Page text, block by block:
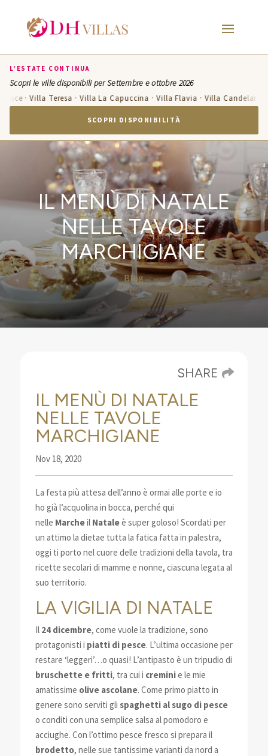
L'ESTATE CONTINUA
Scopri le ville disponibili per Settembre e ottobre 2026
Teresa · Villa La Capuccina · Villa Flavia · Villa Candelara ·
SCOPRI DISPONIBILITÀ
IL MENÙ DI NATALE
NELLE TAVOLE
MARCHIGIANE
Blog
SHARE
IL MENÙ DI NATALE
NELLE TAVOLE
MARCHIGIANE
Nov 18, 2020
La festa più attesa dell’anno è ormai alle porte e io
ho già l’acquolina in bocca, perché qui
nelle Marcheil Nataleè super goloso! Scordati per
un attimo la dietae tutta la fatica fatta in palestra,
oggi ti porto nel cuore delle tradizioni della tavola, tra
ricette secolari di mamme e nonne, ciascuna legata al
suo territorio.
LA VIGILIA DI NATALE
Il 24 dicembre, come vuole la tradizione, sono
protagonisti i piatti di pesce. L’ultima occasione per
restare ‘leggeri’…o quasi! L’antipasto è un tripudio di
bruschette e fritti, tra cui i creminie le mie
amatissime olive ascolane. Come primo piatto in
genere sono serviti gli spaghetti al sugo di pesce
o conditi con una semplice salsa al pomodoro e
acciughe. Con l’ottimo pesce fresco si prepara il
brodetto, nelle sue tantissime varianti da nord a